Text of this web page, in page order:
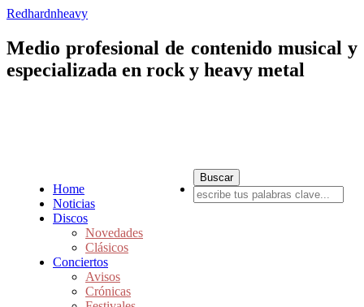
Redhardnheavy
Medio profesional de contenido musical y
especializada en rock y heavy metal
Home
Noticias
Discos
Novedades
Clásicos
Conciertos
Avisos
Crónicas